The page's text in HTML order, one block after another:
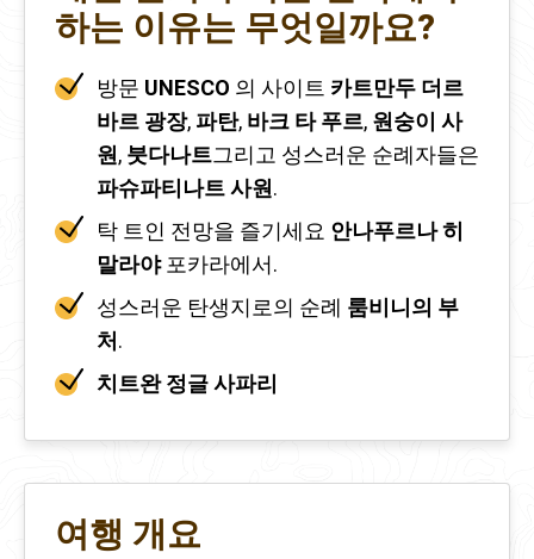
하는 이유는 무엇일까요?
방문 UNESCO 의 사이트 카트만두 더르
바르 광장, 파탄, 바크 타 푸르, 원숭이 사
원, 붓다나트그리고 성스러운 순례자들은
파슈파티나트 사원.
탁 트인 전망을 즐기세요 안나푸르나 히
말라야포카라에서.
성스러운 탄생지로의 순례 룸비니의 부
처 .
치트완 정글 사파리
여행 개요